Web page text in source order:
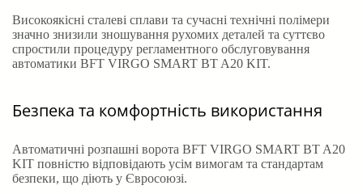
Високоякісні сталеві сплави та сучасні технічні полімери
значно знизили зношування рухомих деталей та суттєво
спростили процедуру регламентного обслуговування
автоматики BFT VIRGO SMART BT A20 KIT.
Безпека та комфортність використання
Автоматичні розпашні ворота BFT VIRGO SMART BT A20
KIT повністю відповідають усім вимогам та стандартам
безпеки, що діють у Євросоюзі.